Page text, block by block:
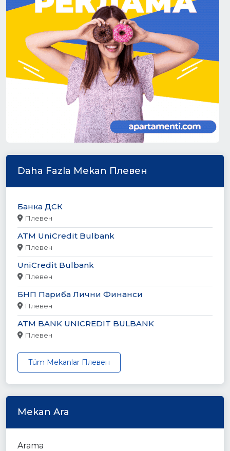
Daha Fazla Mekan Плевен
Банка ДСК
Плевен
ATM UniCredit Bulbank
Плевен
UniCredit Bulbank
Плевен
БНП Париба Лични Финанси
Плевен
ATM BANK UNICREDIT BULBANK
Плевен
Tüm Mekanlar Плевен
Mekan Ara
Arama